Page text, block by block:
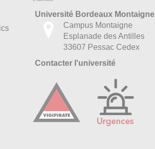
Université Bordeaux Montaigne
Campus Montaigne
Esplanade des Antilles
33607 Pessac Cedex
Contacter l'université